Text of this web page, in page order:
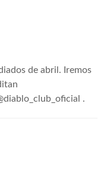
de abril. Iremos
.